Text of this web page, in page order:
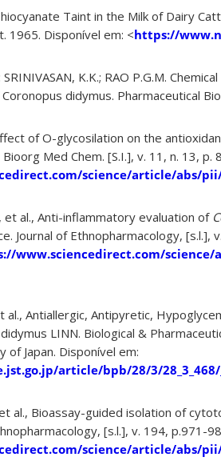
Taint in the Milk of Dairy
1965. Disponível em: <https://
SRINIVASAN, K.K.; RAO P.G.M.
didymus. Pharmaceutical
of O-glycosilation on the
Med Chem. [S.I.], v. 11, n. 13,
science/article/abs/pii/
et al., Anti-inflammatory evaluation of
Journal of Ethnopharmacology, [s.l.],
www.sciencedirect.com/science/
al., Antiallergic, Antipyretic,
LINN. Biological &
of Japan. Disponível em:
article/bpb/28/3/
al., Bioassay-guided isolation of
[s.l.], v. 194, p.971-
science/article/abs/pii/